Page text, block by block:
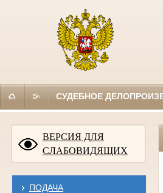
СУДЕБНОЕ
ВЕРСИЯ ДЛЯ
СЛАБОВИДЯЩИХ
ПОДАЧА